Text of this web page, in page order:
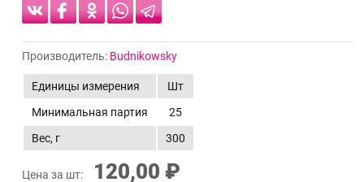
Производитель: Budnikowsky
Единицы измерения
Шт
Минимальная партия
25
Вес, г
300
Цена за шт: 120,00 ₽